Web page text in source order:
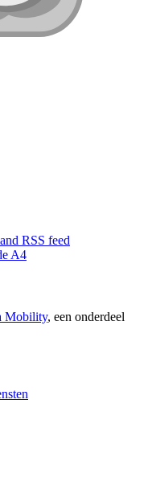
RSS feed
A4
Mobility, een onderdeel